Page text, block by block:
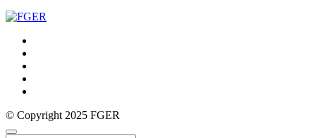
© Copyright 2025 FGER